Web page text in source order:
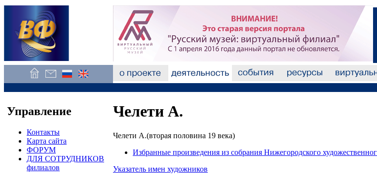
Управление
Контакты
Карта сайта
ФОРУМ
ДЛЯ СОТРУДНИКОВ
филиалов
Челети А.
Челети А.(вторая половина 19 века)
Избранные произведения из собрания Нижегородского
Указатель имен художников